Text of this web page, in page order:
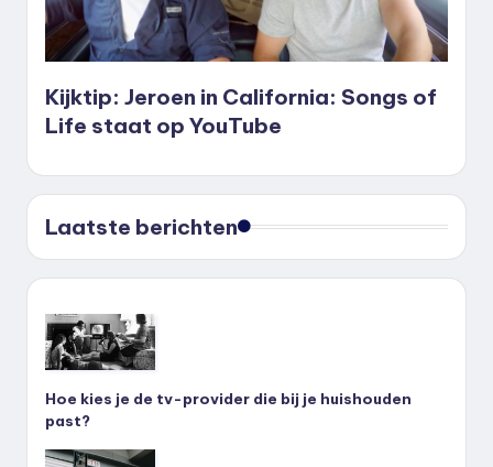
Kijktip: Jeroen in California: Songs of
Life staat op YouTube
Laatste berichten
Hoe kies je de tv-provider die bij je huishouden
past?